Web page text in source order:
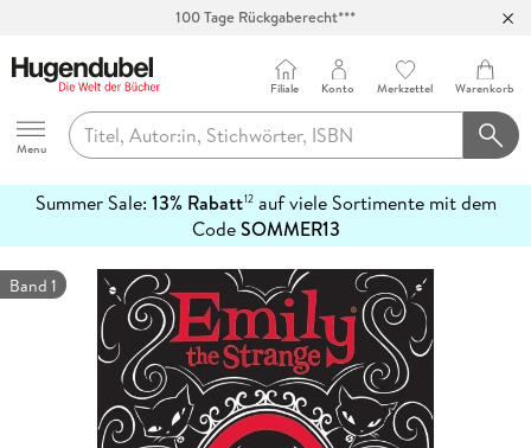
100 Tage Rückgaberecht***
Hugendubel
Menu
Filiale Konto Merkzettel Warenkorb
Summer Sale: 13% Rabatt12auf viele Sortimente mit dem
CodeSOMMER13
erfahren
Band 1